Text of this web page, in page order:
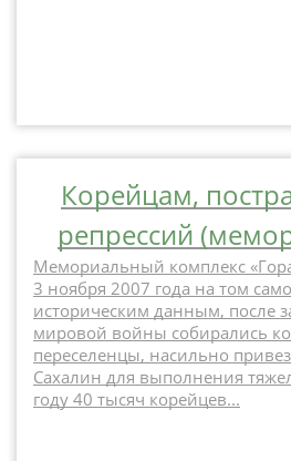
Корейцам,
репрессий
Мемориальный комплекс
3 ноября 2007 года на том
историческим данным, после
мировой войны собирались
переселенцы, насильно
Сахалин для выполнения
году 40 тысяч корейцев...